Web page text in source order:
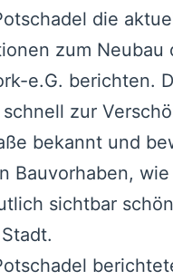
die
zum Neubau
e.G. berichten.
zur
bekannt und
Bauvorhaben, wie
sichtbar